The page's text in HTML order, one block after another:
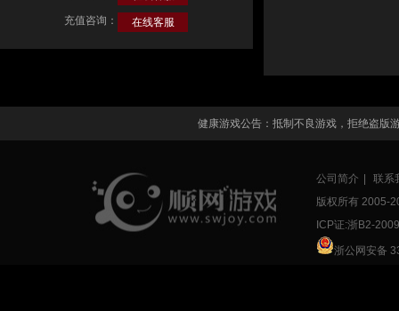
充值咨询：
在线客服
健康游戏公告：抵制不良游戏，拒绝盗版
公司简介
联系
版权所有 2005-
ICP证:浙B2-
浙公网安备